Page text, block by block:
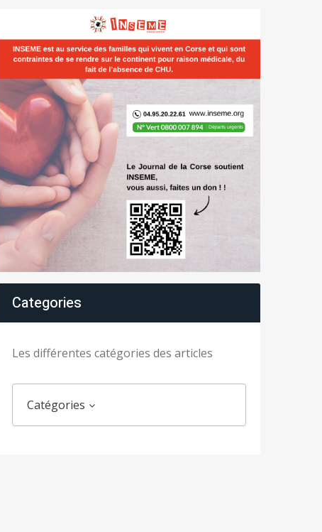
Categories
Les différentes catégories des articles
Catégories